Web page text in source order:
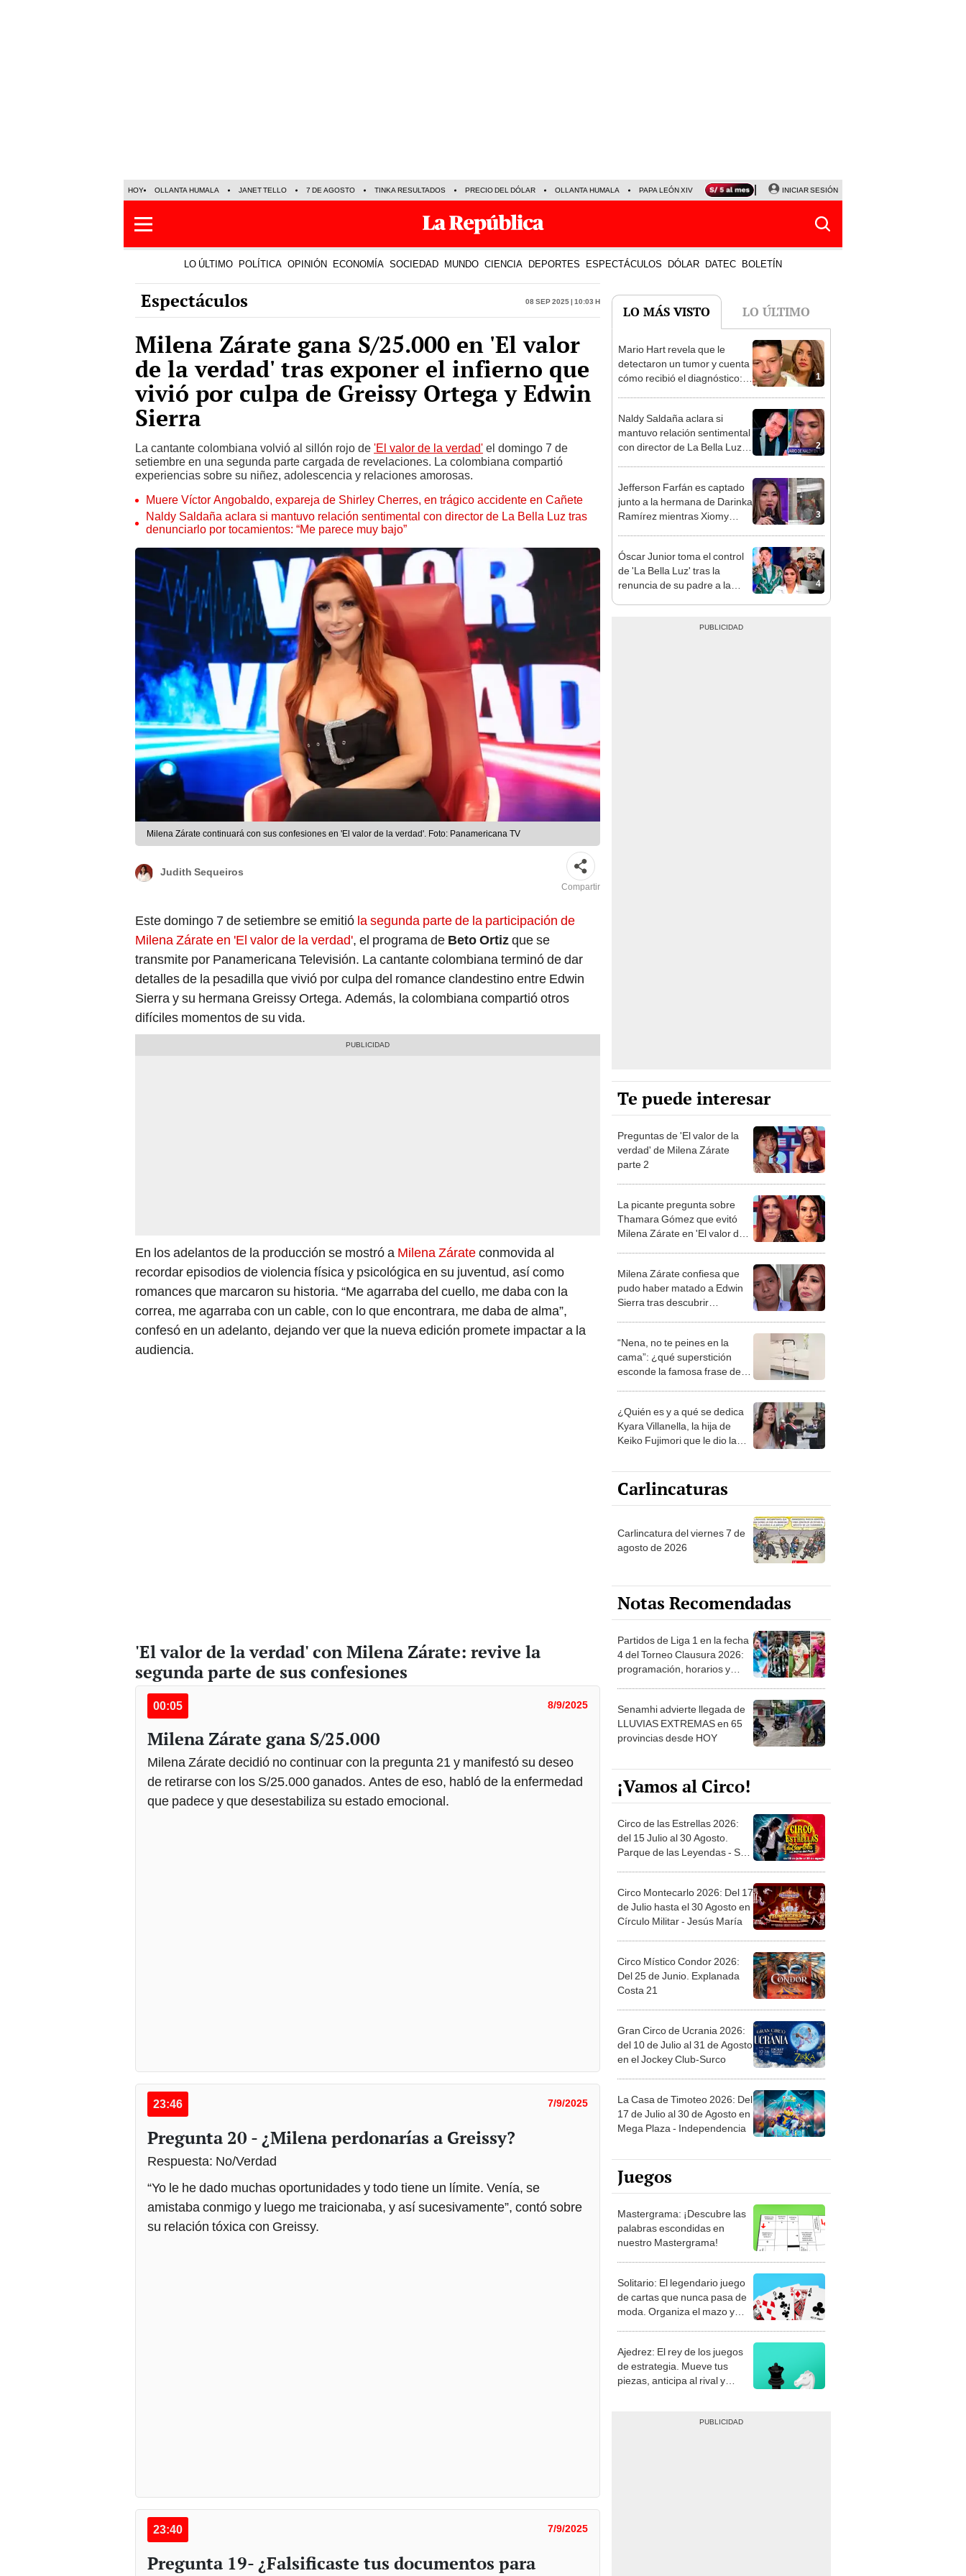
HOY OLLANTA HUMALA JANET TELLO 7 DE AGOSTO TINKA RESULTADOS PRECIO DEL DÓLAR OLLANTA HUMALA PAPA LEÓN XIV NALDY SALDAÑA LA BELLA LUZ
INICIAR SESIÓN
LO ÚLTIMO POLÍTICA OPINIÓN ECONOMÍA SOCIEDAD MUNDO CIENCIA DEPORTES ESPECTÁCULOS DÓLAR DATEC BOLETÍN
Espectáculos 08 Sep 2025 | 10:03 h
Milena Zárate gana S/25.000 en 'El valor
de la verdad' tras exponer el infierno que
vivió por culpa de Greissy Ortega y Edwin
Sierra
La cantante colombiana volvió al sillón rojo de 'El valor de la verdad' el domingo 7 de
setiembre en una segunda parte cargada de revelaciones. La colombiana compartió
experiencias sobre su niñez, adolescencia y relaciones amorosas.
Muere Víctor Angobaldo, expareja de Shirley Cherres, en trágico accidente en Cañete
Naldy Saldaña aclara si mantuvo relación sentimental con director de La Bella Luz tras
denunciarlo por tocamientos: “Me parece muy bajo”
Milena Zárate continuará con sus confesiones en 'El valor de la verdad'. Foto: Panamericana TV
Judith Sequeiros
Compartir
Este domingo 7 de setiembre se emitió la segunda parte de la participación de
Milena Zárate en 'El valor de la verdad', el programa de Beto Ortizque se
transmite por Panamericana Televisión. La cantante colombiana terminó de dar
detalles de la pesadilla que vivió por culpa del romance clandestino entre Edwin
Sierra y su hermana Greissy Ortega. Además, la colombiana compartió otros
difíciles momentos de su vida.
En los adelantos de la producción se mostró a Milena Zárateconmovida al
recordar episodios de violencia física y psicológica en su juventud, así como
romances que marcaron su historia. “Me agarraba del cuello, me daba con la
correa, me agarraba con un cable, con lo que encontrara, me daba de alma”,
confesó en un adelanto, dejando ver que la nueva edición promete impactar a la
audiencia.
'El valor de la verdad' con Milena Zárate: revive la
segunda parte de sus confesiones
00:05 8/9/2025
Milena Zárate gana S/25.000
Milena Zárate decidió no continuar con la pregunta 21 y manifestó su deseo
de retirarse con los S/25.000 ganados. Antes de eso, habló de la enfermedad
que padece y que desestabiliza su estado emocional.
23:46 7/9/2025
Pregunta 20 - ¿Milena perdonarías a Greissy?
Respuesta: No/Verdad
“Yo le he dado muchas oportunidades y todo tiene un límite. Venía, se
amistaba conmigo y luego me traicionaba, y así sucesivamente”, contó sobre
su relación tóxica con Greissy.
23:40 7/9/2025
Pregunta 19- ¿Falsificaste tus documentos para
LO MÁS VISTO LO ÚLTIMO
1
Mario Hart revela que le
detectaron un tumor y cuenta
cómo recibió el diagnóstico:
2
Naldy Saldaña aclara si
mantuvo relación sentimental
con director de La Bella Luz
bajo”
3
Jefferson Farfán es captado
junto a la hermana de Darinka
Ramírez mientras Xiomy
4
Óscar Junior toma el control
de 'La Bella Luz' tras la
renuncia de su padre a la
Te puede interesar
Preguntas de 'El valor de la
verdad' de Milena Zárate
parte 2
La picante pregunta sobre
Thamara Gómez que evitó
Milena Zárate en 'El valor de
Milena Zárate confiesa que
pudo haber matado a Edwin
Sierra tras descubrir
“Nena, no te peines en la
cama”: ¿qué superstición
esconde la famosa frase de
¿Quién es y a qué se dedica
Kyara Villanella, la hija de
Keiko Fujimori que le dio la
Carlincaturas
Carlincatura del viernes 7 de
agosto de 2026
Notas Recomendadas
Partidos de Liga 1 en la fecha
4 del Torneo Clausura 2026:
programación, horarios y
Senamhi advierte llegada de
LLUVIAS EXTREMAS en 65
provincias desde HOY
¡Vamos al Circo!
Circo de las Estrellas 2026:
del 15 Julio al 30 Agosto.
Parque de las Leyendas - San
Circo Montecarlo 2026: Del 17
de Julio hasta el 30 Agosto en
Círculo Militar - Jesús María
Circo Místico Condor 2026:
Del 25 de Junio. Explanada
Costa 21
Gran Circo de Ucrania 2026:
del 10 de Julio al 31 de Agosto
en el Jockey Club-Surco
La Casa de Timoteo 2026: Del
17 de Julio al 30 de Agosto en
Mega Plaza - Independencia
Juegos
Mastergrama: ¡Descubre las
palabras escondidas en
nuestro Mastergrama!
Solitario: El legendario juego
de cartas que nunca pasa de
moda. Organiza el mazo y
Ajedrez: El rey de los juegos
de estrategia. Mueve tus
piezas, anticipa al rival y